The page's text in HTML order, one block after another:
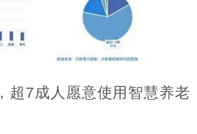
超7成人愿意使用智慧养老